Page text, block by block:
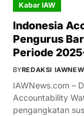
Kabar IAW
Indonesia
Pengurus
Periode
BYREDAKSI
IAWNews.com –
Accountability
pengangkatan